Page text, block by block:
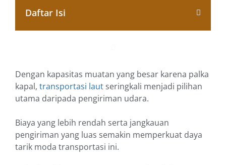
Daftar Isi
Dengan kapasitas muatan yang besar karena palka
kapal, transportasi laut seringkali menjadi pilihan
utama daripada pengiriman udara.
Biaya yang lebih rendah serta jangkauan
pengiriman yang luas semakin memperkuat daya
tarik moda transportasi ini.